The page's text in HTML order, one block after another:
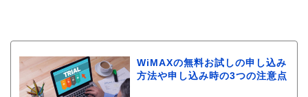
WiMAXの無料お試しの申し込み
方法や申し込み時の3つの注意点